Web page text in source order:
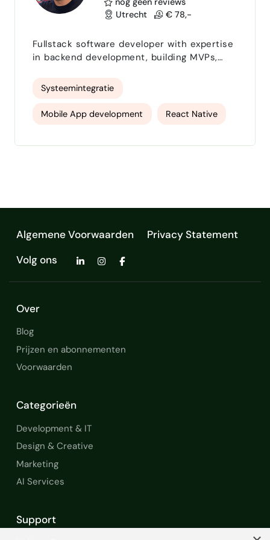
Utrecht
€ 78,-
Fullstack software developer with expertise
in backend development, building MVPs,
build; tailor-made software : mobile (native)
and web applications developed serving
your business' needs software
customization : custom Wordpress
maintenance & refactoring :
Systeemintegratie
Mobile App development React Native
Algemene Voorwaarden
Privacy Statement
Volg ons
Over
Blog
Prijzen en abonnementen
Voorwaarden
Categorieën
Development & IT
Design & Creative
Marketing
AI Services
Support